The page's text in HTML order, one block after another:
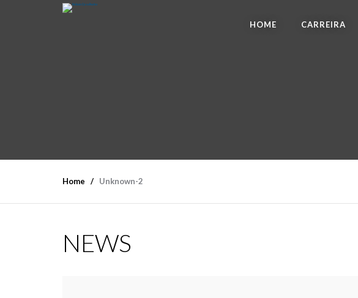
HOME CARREIRA
Home Unknown-2
NEWS